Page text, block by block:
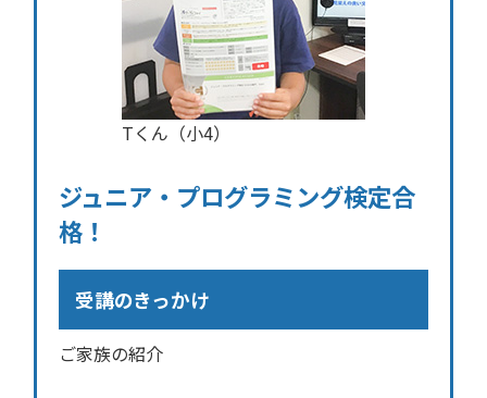
Tくん（小4）
ジュニア・プログラミング検定合
格！
受講のきっかけ
ご家族の紹介